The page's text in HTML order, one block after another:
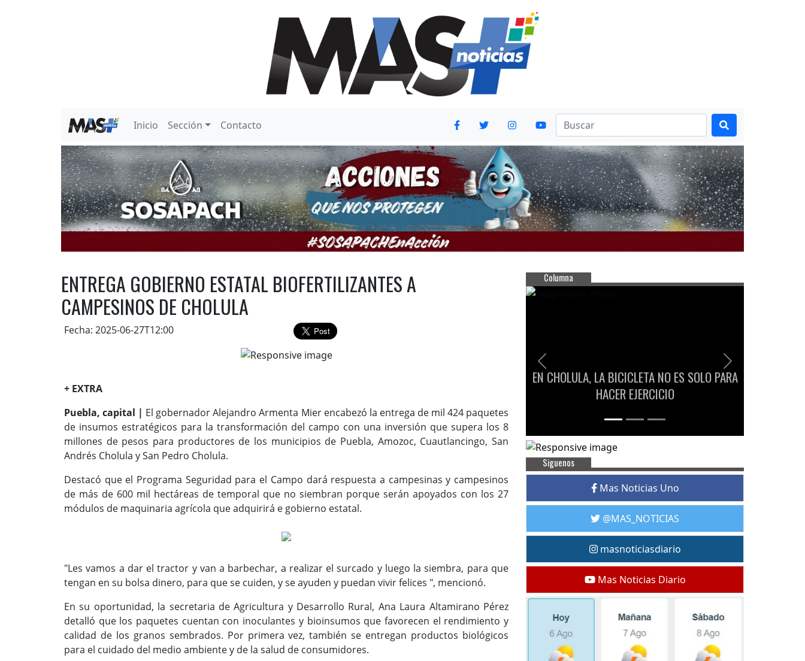
Inicio Sección Contacto
ENTREGA GOBIERNO ESTATAL BIOFERTILIZANTES A
CAMPESINOS DE CHOLULA
Fecha: 2025-06-27T12:00
+ EXTRA
Puebla, capital | El gobernador Alejandro Armenta Mier encabezó la entrega de mil 424 paquetes
de insumos estratégicos para la transformación del campo con una inversión que supera los 8
millones de pesos para productores de los municipios de Puebla, Amozoc, Cuautlancingo, San
Andrés Cholula y San Pedro Cholula.
Destacó que el Programa Seguridad para el Campo dará respuesta a campesinas y campesinos
de más de 600 mil hectáreas de temporal que no siembran porque serán apoyados con los 27
módulos de maquinaria agrícola que adquirirá e gobierno estatal.
"Les vamos a dar el tractor y van a barbechar, a realizar el surcado y luego la siembra, para que
tengan en su bolsa dinero, para que se cuiden, y se ayuden y puedan vivir felices ", mencionó.
En su oportunidad, la secretaria de Agricultura y Desarrollo Rural, Ana Laura Altamirano Pérez
detalló que los paquetes cuentan con inoculantes y bioinsumos que favorecen el rendimiento y
calidad de los granos sembrados. Por primera vez, también se entregan productos biológicos
para el cuidado del medio ambiente y de la salud de consumidores.
Columna
EN CHOLULA, LA BICICLETA NO ES SOLO PARA
HACER EJERCICIO
Previous Next
Siguenos
Mas Noticias Uno
@MAS_NOTICIAS
masnoticiasdiario
Mas Noticias Diario